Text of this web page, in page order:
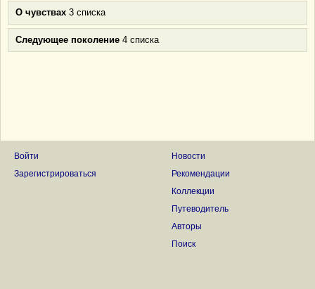
О чувствах 3 списка
Следующее поколение 4 списка
Войти
Зарегистрироваться
Новости
Рекомендации
Коллекции
Путеводитель
Авторы
Поиск